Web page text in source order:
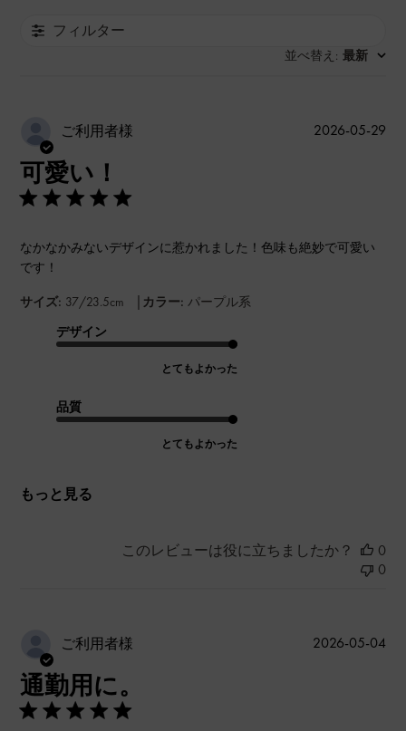
フィルター
並べ替え : 最新
ご利用者様
可愛い！
なかなかみないデザインに惹かれました！色味も絶妙で可愛い
です！
サイズ: 37/23.5cm | カラー: パープル系
デザイン
とてもよかった
品質
とてもよかった
もっと見る
公
2026-05-29
このレビューは役に立ちましたか？
0
0
ご利用者様
通勤用に。
公
2026-05-04